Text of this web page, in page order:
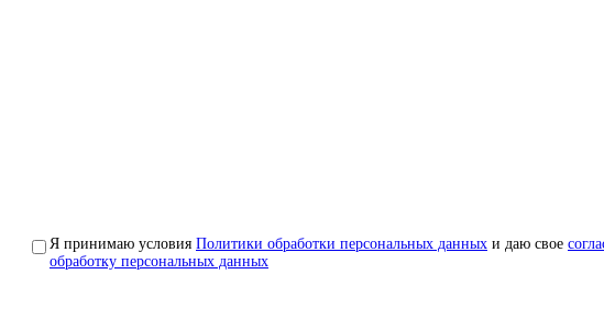
Я принимаю условия Политики обработки персональных данных и даю свое
обработку персональных данных